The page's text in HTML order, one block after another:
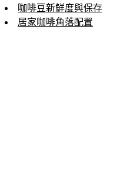
咖啡豆新鮮度與保存
居家咖啡角落配置